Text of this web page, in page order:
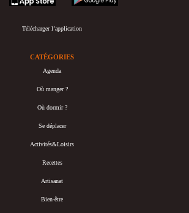
Télécharger l’application
CATÉGORIES
Agenda
Où manger ?
Où dormir ?
Se déplacer
Activités&Loisirs
Recettes
Artisanat
Bien-être